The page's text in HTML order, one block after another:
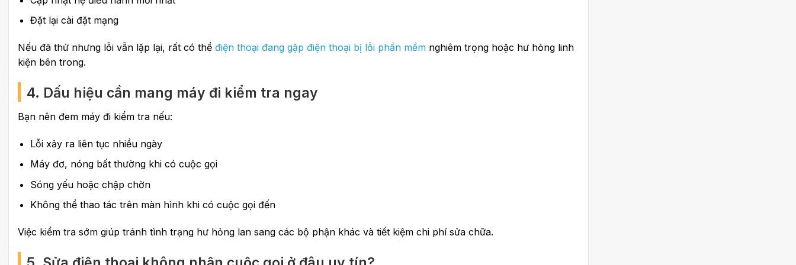
Đặt lại cài đặt mạng
Nếu đã thử nhưng lỗi vẫn lặp lại, rất có thể điện thoại đang gặp điện thoại bị lỗi phần mềm nghiêm trọng hoặc hư hỏng linh
kiện bên trong.
4. Dấu hiệu cần mang máy đi kiểm tra ngay
Bạn nên đem máy đi kiểm tra nếu:
Lỗi xảy ra liên tục nhiều ngày
Máy đơ, nóng bất thường khi có cuộc gọi
Sóng yếu hoặc chập chờn
Không thể thao tác trên màn hình khi có cuộc gọi đến
Việc kiểm tra sớm giúp tránh tình trạng hư hỏng lan sang các bộ phận khác và tiết kiệm chi phí sửa chữa.